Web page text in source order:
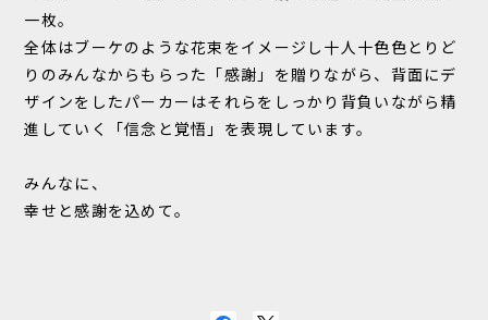
一枚。
全体はブーケのような花束をイメージし十人十色色とりど
りのみんなからもらった「感謝」を贈りながら、背面にデ
ザインをしたパーカーはそれらをしっかり背負いながら精
進していく「信念と覚悟」を表現しています。
みんなに、
幸せと感謝を込めて。